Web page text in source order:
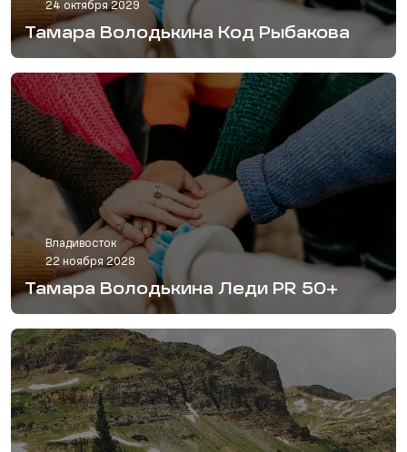
24 октября 2029
Тамара Володькина Код Рыбакова
Владивосток
22 ноября 2028
Тамара Володькина Леди PR 50+